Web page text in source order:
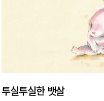
투실투실한 뱃살